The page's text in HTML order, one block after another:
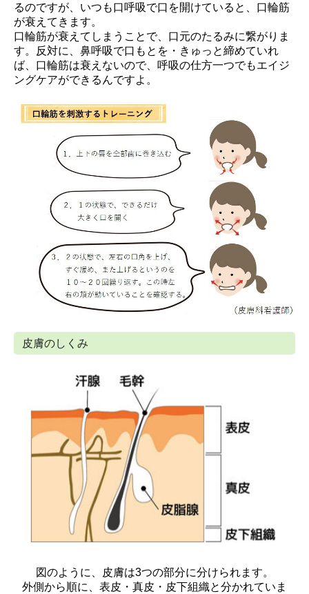
るのですが、いつも口呼吸で口を開けていると、口輪筋
が衰えてきます。
口輪筋が衰えてしまうことで、口元のたるみに繋がりま
す。反対に、鼻呼吸で口もとを・きゅっと締めていれ
ば、口輪筋は衰えないので、呼吸の仕方一つでもエイジ
ングケアができるんですよ。
皮膚のしくみ
図のように、皮膚は3つの部分に分けられます。
外側から順に、表皮・真皮・皮下組織と分かれていま